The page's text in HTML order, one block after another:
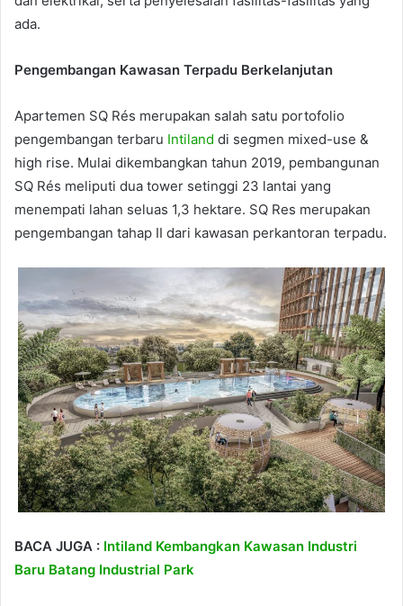
ada.
Pengembangan Kawasan Terpadu Berkelanjutan
Apartemen SQ Rés merupakan salah satu portofolio
pengembangan terbaru Intiland di segmen mixed-use &
high rise. Mulai dikembangkan tahun 2019, pembangunan
SQ Rés meliputi dua tower setinggi 23 lantai yang
menempati lahan seluas 1,3 hektare. SQ Res merupakan
pengembangan tahap II dari kawasan perkantoran terpadu.
BACA JUGA : Intiland Kembangkan Kawasan Industri
Baru Batang Industrial Park